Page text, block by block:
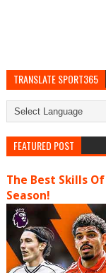
TRANSLATE SPORT365
FEATURED POST
The Best Skills
Season!